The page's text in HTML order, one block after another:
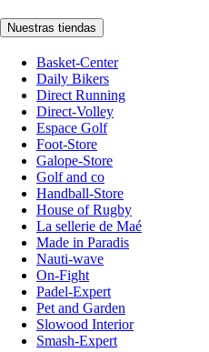
Nuestras tiendas
Basket-Center
Daily Bikers
Direct Running
Direct-Volley
Espace Golf
Foot-Store
Galope-Store
Golf and co
Handball-Store
House of Rugby
La sellerie de Maé
Made in Paradis
Nauti-wave
On-Fight
Padel-Expert
Pet and Garden
Slowood Interior
Smash-Expert